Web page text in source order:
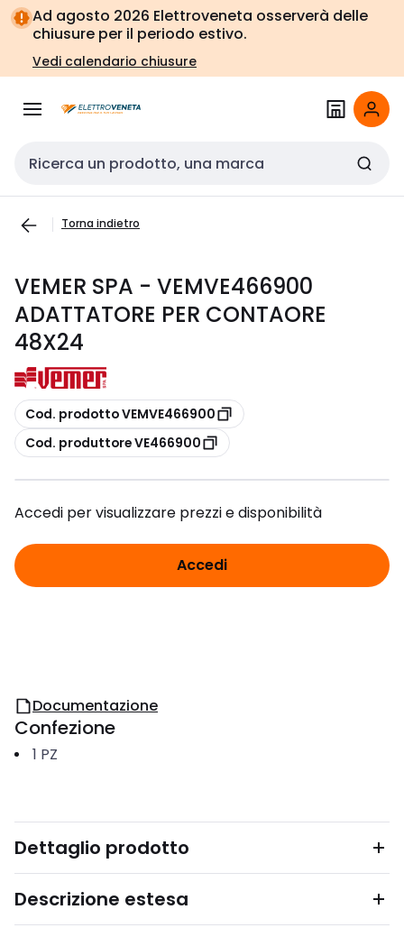
Vai alla
navigazione
Vai
alla
pagina
Ad agosto 2026 Elettroveneta osserverà delle
chiusure per il periodo estivo.
Vedi calendario chiusure
Cerca input
Torna indietro
VEMER SPA - VEMVE466900
ADATTATORE PER CONTAORE
48X24
copia
Cod. prodotto VEMVE466900
copia
Cod. produttore VE466900
Accedi per visualizzare prezzi e disponibilità
Accedi
Documentazione
Confezione
1 PZ
Dettaglio prodotto
Descrizione estesa